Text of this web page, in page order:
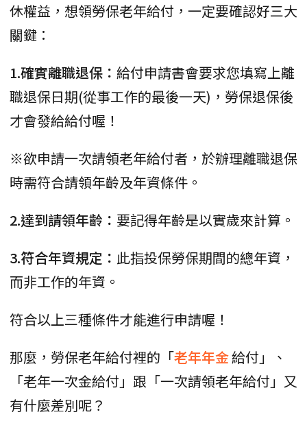
休權益，想領勞保老年給付，一定要確認好三大
關鍵：
1.確實離職退保： 給付申請書會要求您填寫上離
職退保日期(從事工作的最後一天)，勞保退保後
才會發給給付喔！
※欲申請一次請領老年給付者，於辦理離職退保
時需符合請領年齡及年資條件。
2.達到請領年齡： 要記得年齡是以實歲來計算。
3.符合年資規定： 此指投保勞保期間的總年資，
而非工作的年資。
符合以上三種條件才能進行申請喔！
那麼，勞保老年給付裡的「老年年金給付」、
「老年一次金給付」跟「一次請領老年給付」又
有什麼差別呢？